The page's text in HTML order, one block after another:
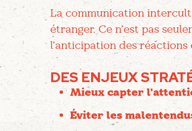
La communication
étranger. Ce n’est pas
l’anticipation des
DES ENJEUX
Mieux capter
Éviter les